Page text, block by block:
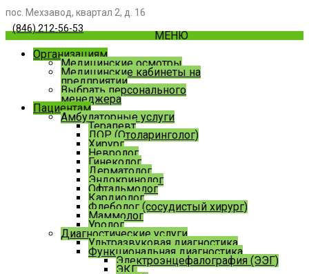
пос. Мехзавод, квартал 2, д. 16
(846) 212-56-53
МЕНЮ
Организациям
Медицинские осмотры
Медицинские кабинеты на
предприятии
Выбрать персонального
менеджера
Пациентам
Амбулаторные услуги
Терапевт
ЛОР (Отоларинголог)
Хирург
Невролог
Гинеколог
Дерматолог
Эндокринолог
Офтальмолог
Кардиолог
Флеболог (сосудистый хирург)
Маммолог
Уролог
Диагностические услуги
Ультразвуковая диагностика
Функциональная диагностика
Электроэнцефалография (ЭЭГ)
ЭКГ